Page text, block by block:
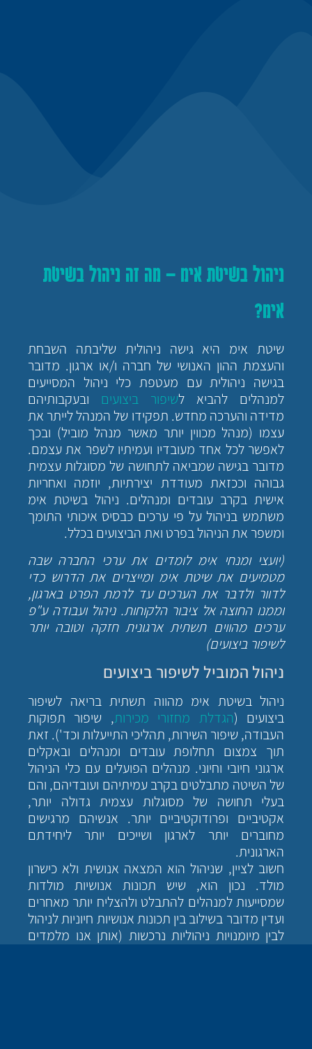
ניהול בשיטת אימ – מה זה ניהול בשיטת
אימ?
שיטת אימ היא גישה ניהולית שליבתה השבחת
והעצמת ההון האנושי של חברה ו/או ארגון. מדובר
בגישה ניהולית עם מעטפת כלי ניהול המסייעים
למנהלים להביא לשיפור ביצועים ובעקבותיהם
מדידה והערכה מחדש. תפקידו של המנהל לייתר את
עצמו (מנהל מכווין יותר מאשר מנהל מוביל) ובכך
לאפשר לכל אחד מעובדיו ועמיתיו לשפר את עצמם.
מדובר בגישה שמביאה לתחושה של מסוגלות עצמית
גבוהה וככזאת מעודדת יצירתיות, יוזמה ואחריות
אישית בקרב עובדים ומנהלים. ניהול בשיטת אימ
משתמש בניהול על פי ערכים כבסיס איכותי התומך
ומשפר את הניהול בפרט ואת הביצועים בכלל.
(יועצי ומנחי אימ לומדים את ערכי החברה שבה
מטמיעים את שיטת אימ ומייצרים את הדרוש כדי
לדוור ולדבר את הערכים עד לרמת הפרט בארגון,
וממנו החוצה אל ציבור הלקוחות. ניהול ועבודה ע"פ
ערכים מהווים תשתית ארגונית חזקה וטובה יותר
לשיפור ביצועים)
ניהול המוביל לשיפור ביצועים
ניהול בשיטת אימ מהווה תשתית בריאה לשיפור
ביצועים (הגדלת מחזורי מכירות, שיפור תפוקות
העבודה, שיפור השירות, תהליכי התייעלות וכד'). זאת
תוך צמצום תחלופת עובדים ומנהלים ובאקלים
ארגוני חיובי וחיוני. מנהלים הפועלים עם כלי הניהול
של השיטה מתבלטים בקרב עמיתיהם ועובדיהם, והם
בעלי תחושה של מסוגלות עצמית גדולה יותר,
אקטיביים ופרודוקטיביים יותר. אנשיהם מרגישים
מחוברים יותר לארגון ושייכים יותר ליחידתם
הארגונית.
חשוב לציין, שניהול הוא המצאה אנושית ולא כישרון
מולד. נכון הוא, שיש תכונות אנושיות מולדות
שמסייעות למנהלים להתבלט ולהצליח יותר מאחרים
ועדין מדובר בשילוב בין תכונות אנושיות חיוניות לניהול
לבין מיומנויות ניהוליות נרכשות (אותן אנו מלמדים